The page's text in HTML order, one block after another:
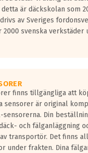
h brukar
det finnas en
påvisar om det är ett tyst
vågor uppnår de
är däckskolan som
av Sveriges
2000 svenska verkstäder
finns tillgängliga att
sensorer är original
sensorerna. Din
och fälganläggning
transportör. Det finns
under frakten. Dina